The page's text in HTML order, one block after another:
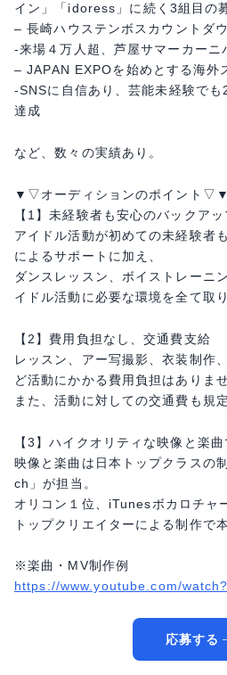
イン」「idoress」に続く3組目の
– 長崎ハウステンボスカウントダ
-来場４万人超、芦屋サマーカーニ
– ​JAPAN EXPOを始めとする海外
-SNSに自信あり、芸能未経験で
達成
など、数々の実績あり。
▼▽オーディションのポイント▽▼
【1】未経験者も安心のバックアッ
アイドル活動が初めての未経験者
によるサポートに加え、
ダンスレッスン、ボイストレーニ
イドル活動に必要な環境を全て取
【2】費用負担なし、交通費支給
レッスン、アー写撮影、衣装制作
ど活動にかかる費用負担はありませ
また、活動に対しての交通費も規
【3】ハイクオリティな映像と楽
映像と楽曲は日本トップクラスの
ch」が担当。
オリコン１位、iTunesボカロチャ
トップクリエイターによる制作で
※楽曲・MV制作例
https://www.youtube.com/
応募する